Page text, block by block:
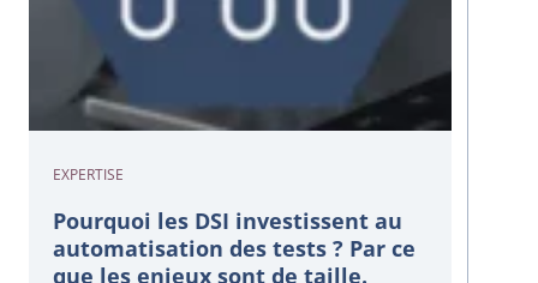
EXPERTISE
Pourquoi les DSI investissent au
automatisation des tests ? Par ce
que les enjeux sont de taille.